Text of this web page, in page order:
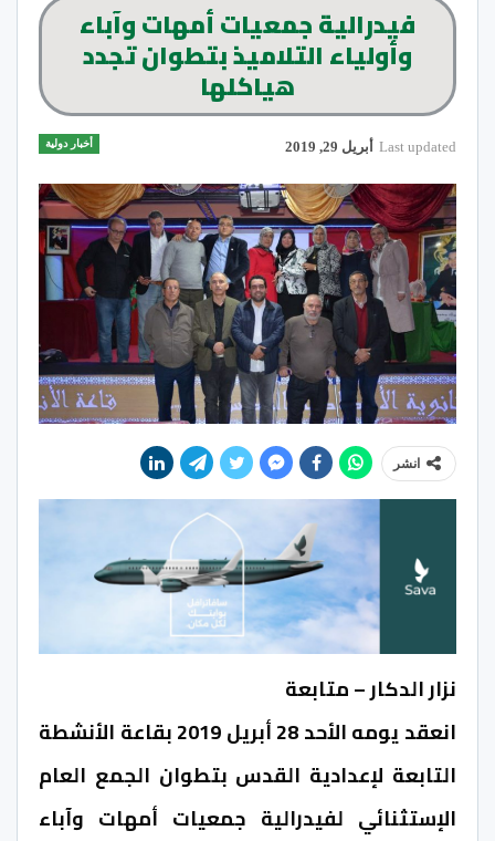
فيدرالية جمعيات أمهات وآباء
وأولياء التلاميذ بتطوان تجدد
هياكلها
أخبار دولية Last updated أبريل 29, 2019
انشر
نزار الدكار – متابعة
انعقد يومه الأحد 28 أبريل 2019 بقاعة الأنشطة
التابعة لإعدادية القدس بتطوان الجمع العام
الإستثنائي لفيدرالية جمعيات أمهات وآباء